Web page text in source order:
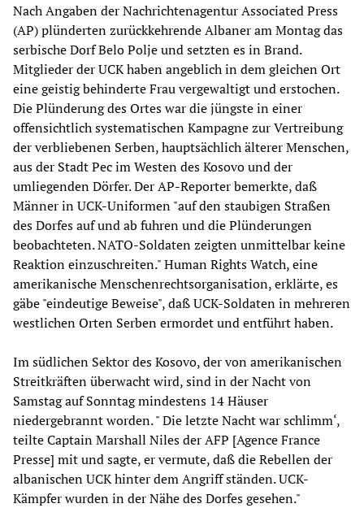
Nach Angaben der Nachrichtenagentur Associated Press
(AP) plünderten zurückkehrende Albaner am Montag das
serbische Dorf Belo Polje und setzten es in Brand.
Mitglieder der UCK haben angeblich in dem gleichen Ort
eine geistig behinderte Frau vergewaltigt und erstochen.
Die Plünderung des Ortes war die jüngste in einer
offensichtlich systematischen Kampagne zur Vertreibung
der verbliebenen Serben, hauptsächlich älterer Menschen,
aus der Stadt Pec im Westen des Kosovo und der
umliegenden Dörfer. Der AP-Reporter bemerkte, daß
Männer in UCK-Uniformen "auf den staubigen Straßen
des Dorfes auf und ab fuhren und die Plünderungen
beobachteten. NATO-Soldaten zeigten unmittelbar keine
Reaktion einzuschreiten." Human Rights Watch, eine
amerikanische Menschenrechtsorganisation, erklärte, es
gäbe "eindeutige Beweise", daß UCK-Soldaten in mehreren
westlichen Orten Serben ermordet und entführt haben.
Im südlichen Sektor des Kosovo, der von amerikanischen
Streitkräften überwacht wird, sind in der Nacht von
Samstag auf Sonntag mindestens 14 Häuser
niedergebrannt worden. " Die letzte Nacht war schlimm‘,
teilte Captain Marshall Niles der AFP [Agence France
Presse] mit und sagte, er vermute, daß die Rebellen der
albanischen UCK hinter dem Angriff ständen. UCK-
Kämpfer wurden in der Nähe des Dorfes gesehen."